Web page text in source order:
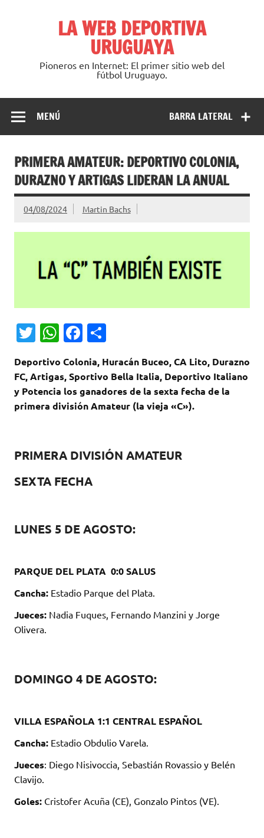
LA WEB DEPORTIVA
URUGUAYA
Pioneros en Internet: El primer sitio web del
fútbol Uruguayo.
BARRA LATERAL
MENÚ
PRIMERA AMATEUR: DEPORTIVO COLONIA,
DURAZNO Y ARTIGAS LIDERAN LA ANUAL
04/08/2024 Martin Bachs
T
it
te
r
W
at
s
A
p
Fa
e
b
o
k
m
p
ar
r
Deportivo Colonia, Huracán Buceo, CA Lito, Durazno
FC, Artigas, Sportivo Bella Italia, Deportivo Italiano
y Potencia los ganadores de la sexta fecha de la
primera división Amateur (la vieja «C»).
PRIMERA DIVISIÓN AMATEUR
SEXTA FECHA
LUNES 5 DE AGOSTO:
PARQUE DEL PLATA 0:0 SALUS
Cancha: Estadio Parque del Plata.
Jueces: Nadia Fuques, Fernando Manzini y Jorge
Olivera.
DOMINGO 4 DE AGOSTO:
VILLA ESPAÑOLA 1:1 CENTRAL ESPAÑOL
Cancha: Estadio Obdulio Varela.
Jueces: Diego Nisivoccia, Sebastián Rovassio y Belén
Clavijo.
Goles: Cristofer Acuña (CE), Gonzalo Pintos (VE).